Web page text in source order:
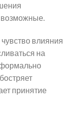
влияния
на
принятие